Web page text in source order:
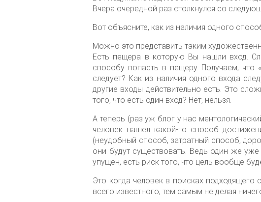
Вчера очередной раз столкнулся со
Вот объясните, как из наличия одного
Можно это представить таким
Есть пещера в которую Вы нашли вход.
способу попасть в пещеру. Получаем, что
следует? Как из наличия одного входа
другие входы действительно есть. Это
того, что есть один вход? Нет, нельзя.
А теперь (раз уж блог у нас
человек нашел какой-то способ
(неудобный способ, затратный способ,
они будут существовать. Ведь один же
упущен, есть риск того, что цель вообще
Это когда человек в поисках подходящего
всего известного, тем самым не делая